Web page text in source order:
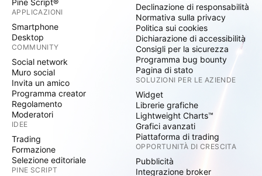
Pine Script®
APPLICAZIONI
Smartphone
Desktop
COMMUNITY
Social network
Muro social
Invita un amico
Programma creator
Regolamento
Moderatori
IDEE
Trading
Formazione
Selezione editoriale
PINE SCRIPT
Declinazione di responsabilità
Normativa sulla privacy
Politica sui cookies
Dichiarazione di accessibilità
Consigli per la sicurezza
Programma bug bounty
Pagina di stato
SOLUZIONI PER LE AZIENDE
Widget
Librerie grafiche
Lightweight Charts™
Grafici avanzati
Piattaforma di trading
OPPORTUNITÀ DI CRESCITA
Pubblicità
Integrazione broker